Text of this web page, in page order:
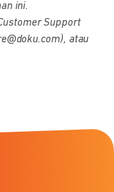
ini.
Support
atau